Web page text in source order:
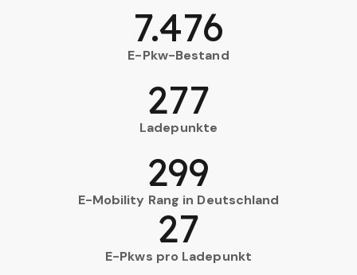
E-Pkw-Bestand
7.476
Ladepunkte
277
E-Mobility Rang in Deutschland
299
E-Pkws pro Ladepunkt
27